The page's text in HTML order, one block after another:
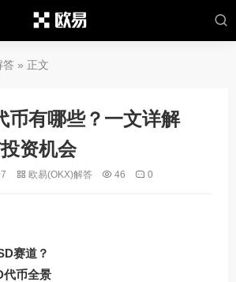
答 » 正文
币有哪些？一文详解
资机会
欧易(OKX)解答 46 0
赛道？
代币全景